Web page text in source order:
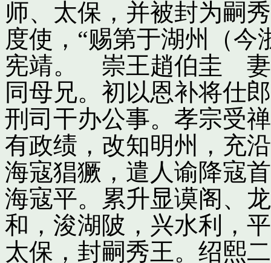
师、太保，并被封为嗣
度使，“赐第于湖州（今
宪靖。 崇王趙伯圭 妻
同母兄。初以恩补将仕
刑司干办公事。孝宗受
有政绩，改知明州，充
海寇猖獗，遣人谕降寇
海寇平。累升显谟阁、
和，浚湖陂，兴水利，
太保，封嗣秀王。绍熙